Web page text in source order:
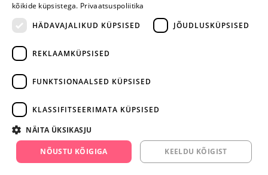
facebook.com/yesyes.ee
Instagram/yesyes.ee
kõikide küpsistega. Privaatsuspoliitika
HÄDAVAJALIKUD KÜPSISED
JÕUDLUSKÜPSISED
REKLAAMKÜPSISED
FUNKTSIONAALSED KÜPSISED
KLASSIFITSEERIMATA KÜPSISED
NÄITA ÜKSIKASJU
NÕUSTU KÕIGIGA KEELDU KÕIGIST